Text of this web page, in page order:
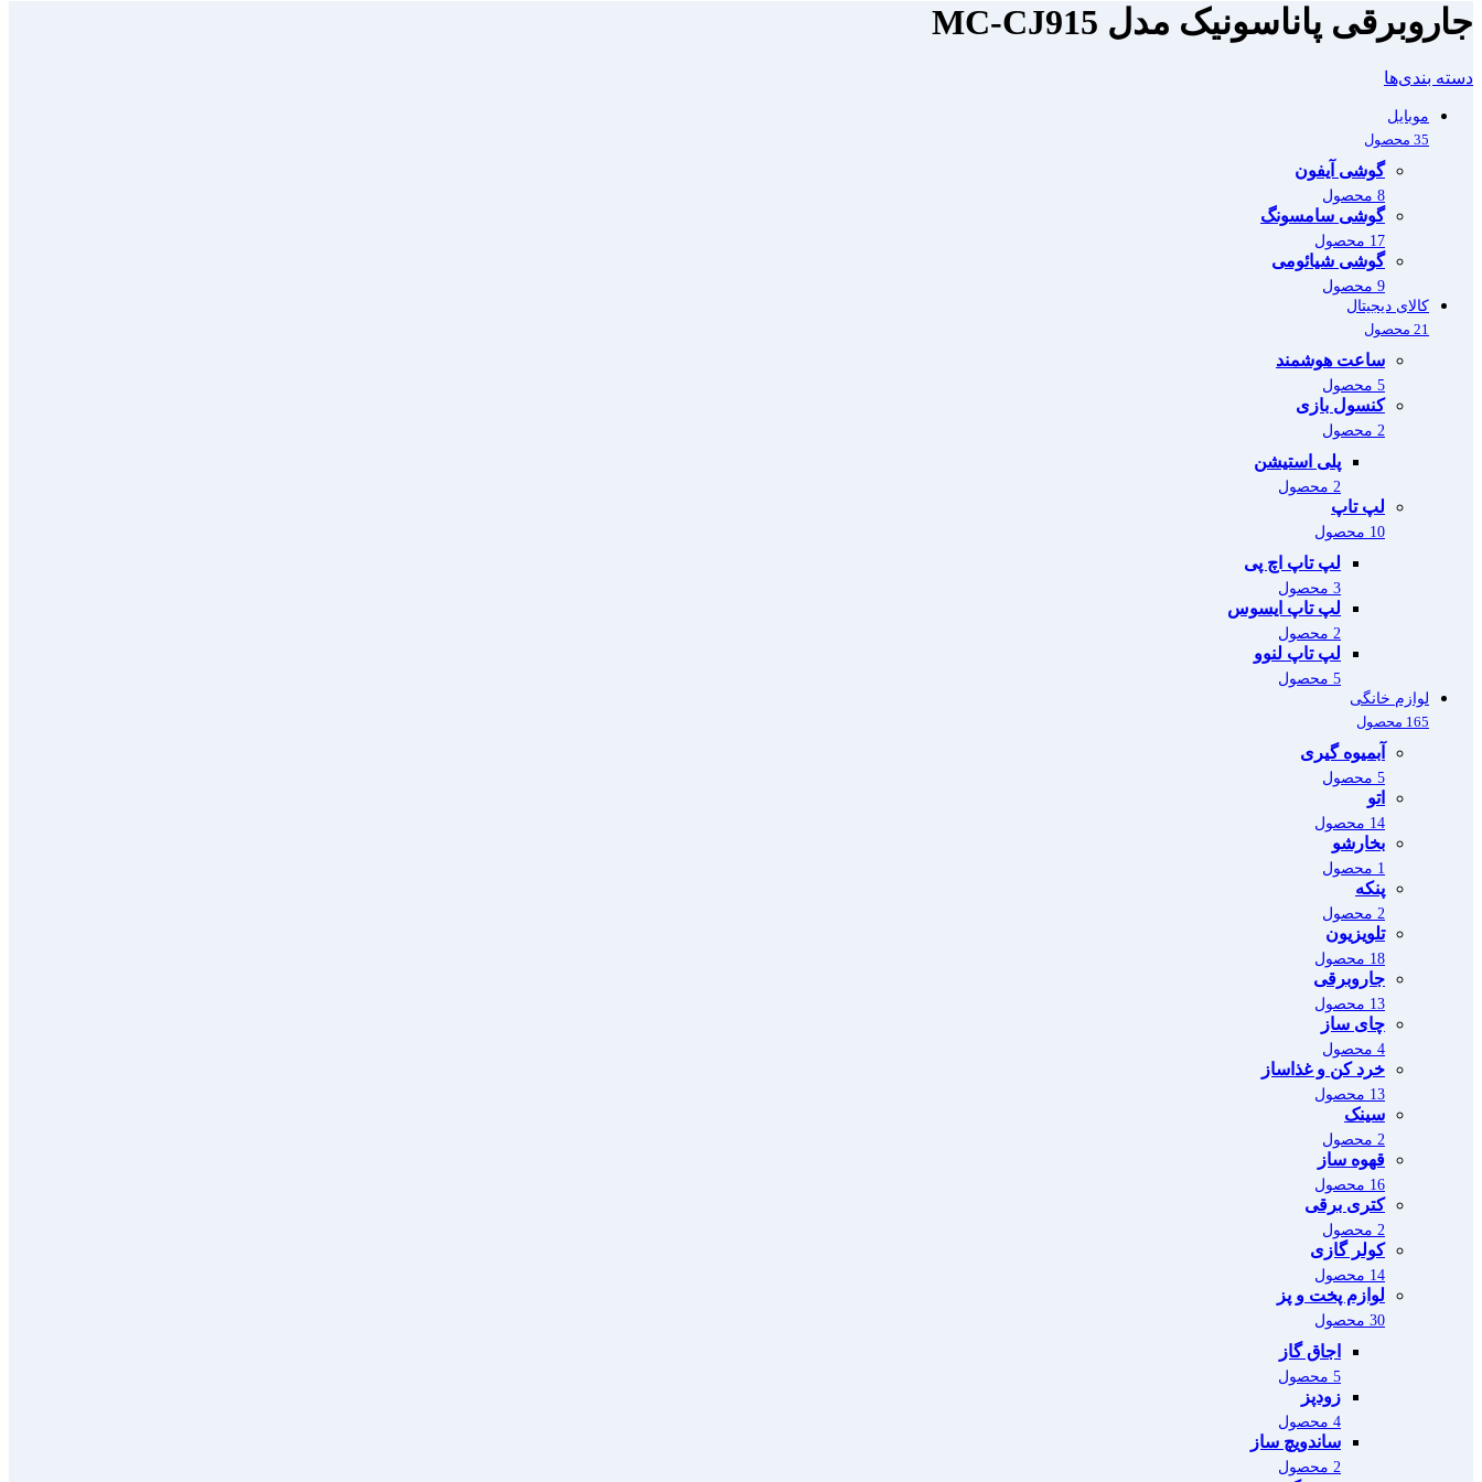
جاروبرقی پاناسونیک مدل MC-CJ915
دسته بندی‌ها
موبایل
35 محصول
گوشی آیفون
8 محصول
گوشی سامسونگ
17 محصول
گوشی شیائومی
9 محصول
کالای دیجیتال
21 محصول
ساعت هوشمند
5 محصول
کنسول بازی
2 محصول
پلی استیشن
2 محصول
لپ تاپ
10 محصول
لپ تاپ اچ پی
3 محصول
لپ تاپ ایسوس
2 محصول
لپ تاپ لنوو
5 محصول
لوازم خانگی
165 محصول
آبمیوه گیری
5 محصول
اتو
14 محصول
بخارشو
1 محصول
پنکه
2 محصول
تلویزیون
18 محصول
جاروبرقی
13 محصول
چای ساز
4 محصول
خرد کن و غذاساز
13 محصول
سینک
2 محصول
قهوه ساز
16 محصول
کتری برقی
2 محصول
کولر گازی
14 محصول
لوازم پخت و پز
30 محصول
اجاق گاز
5 محصول
زودپز
4 محصول
ساندویچ ساز
2 محصول